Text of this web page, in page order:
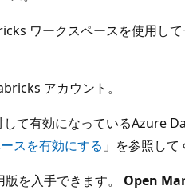
ワークスペースを使用し
アカウント。
て有効になっているAzure
スを有効にする 」を参照して
を入手できます。 Open